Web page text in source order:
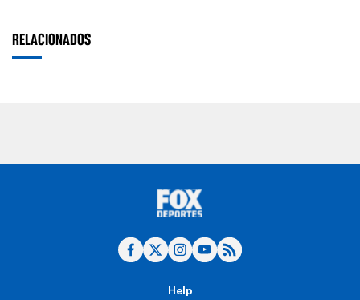
RELACIONADOS
Help